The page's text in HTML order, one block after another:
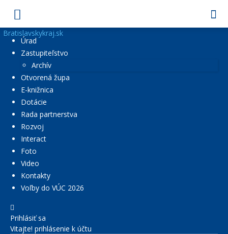
Bratislavskykraj.sk
Úrad
Zastupiteľstvo
Archív
Otvorená župa
E-knižnica
Dotácie
Rada partnerstva
Rozvoj
Interact
Foto
Video
Kontakty
Voľby do VÚC 2026
Prihlásiť sa
Vitajte! prihlásenie k účtu